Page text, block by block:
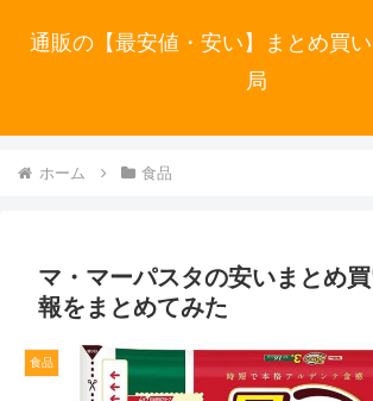
通販の【最安値・安い】まとめ買
局
ホーム 食品
マ・マーパスタの安いまとめ
報をまとめてみた
食品